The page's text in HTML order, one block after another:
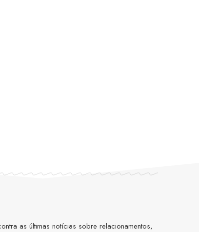
as últimas notícias sobre relacionamentos,